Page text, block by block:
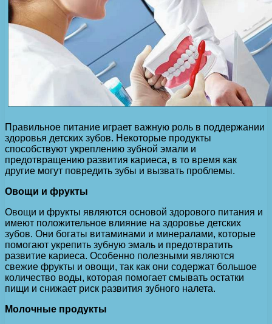
Правильное питание играет важную роль в поддержании
здоровья детских зубов. Некоторые продукты
способствуют укреплению зубной эмали и
предотвращению развития кариеса, в то время как
другие могут повредить зубы и вызвать проблемы.
Овощи и фрукты
Овощи и фрукты являются основой здорового питания и
имеют положительное влияние на здоровье детских
зубов. Они богаты витаминами и минералами, которые
помогают укрепить зубную эмаль и предотвратить
развитие кариеса. Особенно полезными являются
свежие фрукты и овощи, так как они содержат большое
количество воды, которая помогает смывать остатки
пищи и снижает риск развития зубного налета.
Молочные продукты